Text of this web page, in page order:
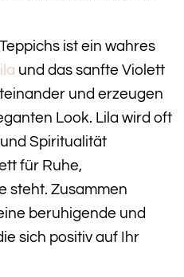
ist ein wahres
und das sanfte Violett
und erzeugen
Look. Lila wird oft
Spiritualität
für Ruhe,
steht. Zusammen
beruhigende und
sich positiv auf Ihr